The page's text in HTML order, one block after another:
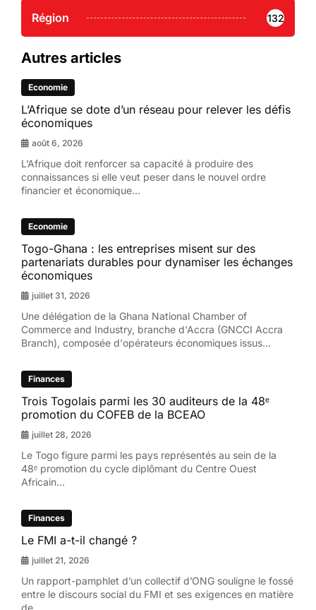
Région 132
Autres articles
Economie
L’Afrique se dote d’un réseau pour relever les défis
économiques
août 6, 2026
L’Afrique doit renforcer sa capacité à produire des
connaissances si elle veut peser dans le nouvel ordre
financier et économique...
Economie
Togo-Ghana : les entreprises misent sur des
partenariats durables pour dynamiser les échanges
économiques
juillet 31, 2026
Une délégation de la Ghana National Chamber of
Commerce and Industry, branche d'Accra (GNCCI Accra
Branch), composée d'opérateurs économiques issus...
Finances
Trois Togolais parmi les 30 auditeurs de la 48ᵉ
promotion du COFEB de la BCEAO
juillet 28, 2026
Le Togo figure parmi les pays représentés au sein de la
48ᵉ promotion du cycle diplômant du Centre Ouest
Africain...
Finances
Le FMI a-t-il changé ?
juillet 21, 2026
Un rapport-pamphlet d’un collectif d’ONG souligne le fossé
entre le discours social du FMI et ses exigences en matière